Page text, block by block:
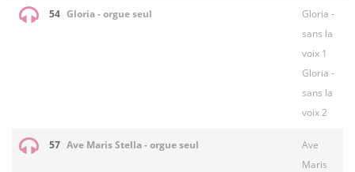
54 Gloria - orgue seul
Gloria -
sans la
voix 1
Gloria -
sans la
voix 2
57 Ave Maris Stella - orgue seul
Ave
Maris